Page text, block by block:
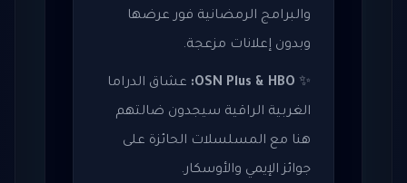
والبرامج الرمضانية فور عرضها
وبدون إعلانات مزعجة.
✨
OSN Plus & HBO:
عشاق الدراما
الغربية الراقية سيجدون ضالتهم
هنا مع المسلسلات الحائزة على
جوائز الإيمي والأوسكار.